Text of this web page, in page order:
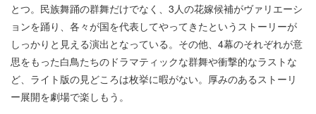
とつ。民族舞踊の群舞だけでなく、3人の花嫁候補がヴァリエーシ
ョンを踊り、各々が国を代表してやってきたというストーリーが
しっかりと見える演出となっている。その他、4幕のそれぞれが意
思をもった白鳥たちのドラマティックな群舞や衝撃的なラストな
ど、ライト版の見どころは枚挙に暇がない。厚みのあるストーリ
ー展開を劇場で楽しもう。